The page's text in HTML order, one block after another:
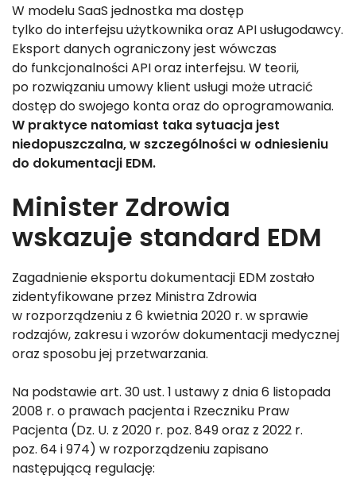
W modelu SaaS jednostka ma dostęp
tylko do interfejsu użytkownika oraz API usługodawcy.
Eksport danych ograniczony jest wówczas
do funkcjonalności API oraz interfejsu. W teorii,
po rozwiązaniu umowy klient usługi może utracić
dostęp do swojego konta oraz do oprogramowania.
W praktyce natomiast taka sytuacja jest
niedopuszczalna, w szczególności w odniesieniu
do dokumentacji EDM.
Minister Zdrowia
wskazuje standard EDM
Zagadnienie eksportu dokumentacji EDM zostało
zidentyfikowane przez Ministra Zdrowia
w rozporządzeniu z 6 kwietnia 2020 r. w sprawie
rodzajów, zakresu i wzorów dokumentacji medycznej
oraz sposobu jej przetwarzania.
Na podstawie art. 30 ust. 1 ustawy z dnia 6 listopada
2008 r. o prawach pacjenta i Rzeczniku Praw
Pacjenta (Dz. U. z 2020 r. poz. 849 oraz z 2022 r.
poz. 64 i 974) w rozporządzeniu zapisano
następującą regulację: